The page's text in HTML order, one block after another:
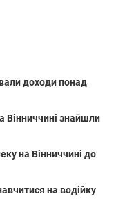
доходи понад
Вінниччині знайшли
на Вінниччині до
на водійку